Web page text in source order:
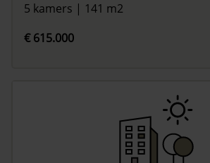
5 kamers | 141 m2
€ 615.000